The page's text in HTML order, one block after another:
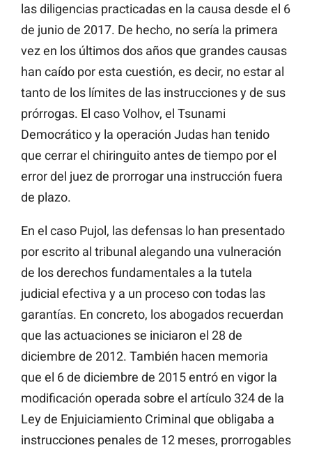
las diligencias practicadas en la causa desde el 6
de junio de 2017. De hecho, no sería la primera
vez en los últimos dos años que grandes causas
han caído por esta cuestión, es decir, no estar al
tanto de los límites de las instrucciones y de sus
prórrogas. El caso Volhov, el Tsunami
Democrático y la operación Judas han tenido
que cerrar el chiringuito antes de tiempo por el
error del juez de prorrogar una instrucción fuera
de plazo.
En el caso Pujol, las defensas lo han presentado
por escrito al tribunal alegando una vulneración
de los derechos fundamentales a la tutela
judicial efectiva y a un proceso con todas las
garantías. En concreto, los abogados recuerdan
que las actuaciones se iniciaron el 28 de
diciembre de 2012. También hacen memoria
que el 6 de diciembre de 2015 entró en vigor la
modificación operada sobre el artículo 324 de la
Ley de Enjuiciamiento Criminal que obligaba a
instrucciones penales de 12 meses, prorrogables